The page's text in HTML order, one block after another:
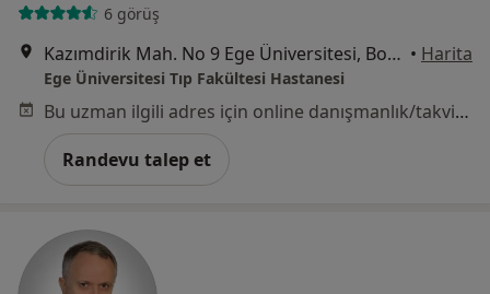
6 görüş
Kazımdirik Mah. No 9 Ege Üniversitesi, Bornova • Harita
Ege Üniversitesi Tıp Fakültesi Hastanesi
Bu uzman ilgili adres için online danışmanlık/takvim sunmuyor.
Randevu talep et